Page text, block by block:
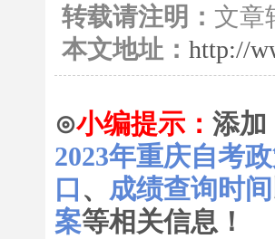
转载请注明： 文章
本文地址： http://
⊙小编提示： 添加
2023年重庆自考
口 、 成绩查询时间
案等相关信息！